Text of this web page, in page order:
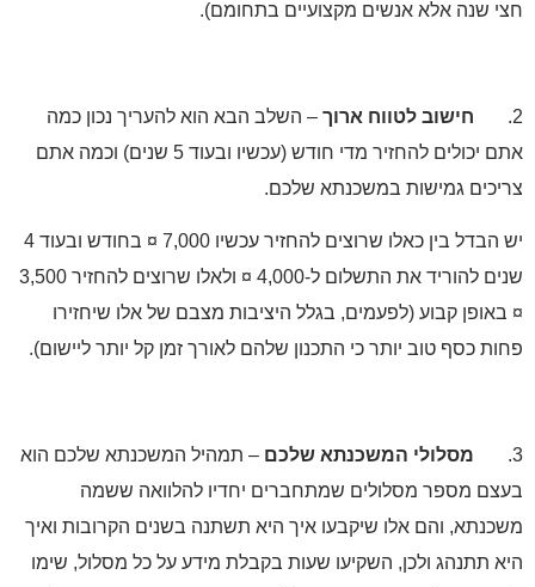
שנה אלא אנשים מקצועיים בתחומם).
חישוב לטווח ארוך– השלב הבא הוא להעריך נכון כמה
אתם יכולים להחזיר מדי חודש (עכשיו ובעוד 5 שנים) וכמה אתם
גמישות במשכנתא שלכם.
יש הבדל בין כאלו שרוצים להחזיר עכשיו 7,000 ¤ בחודש ובעוד 4
שנים להוריד את התשלום ל-4,000 ¤ ולאלו שרוצים להחזיר 3,500
קבוע (לפעמים, בגלל היציבות מצבם של אלו שיחזירו
כסף טוב יותר כי התכנון שלהם לאורך זמן קל יותר ליישום).
מסלולי המשכנתא שלכם– תמהיל המשכנתא שלכם הוא
מספר מסלולים שמתחברים יחדיו להלוואה ששמה
והם אלו שיקבעו איך היא תשתנה בשנים הקרובות ואיך
תתנהג ולכן, השקיעו שעות בקבלת מידע על כל מסלול, שימו